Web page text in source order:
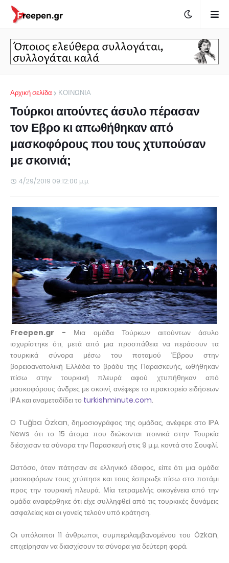
Αρχική σελίδα ΚΟΙΝΩΝΙΑ
Τούρκοι αιτούντες άσυλο πέρασαν
τον Εβρο κι απωθήθηκαν από
μασκοφόρους που τους χτυπούσαν
με σκοινιά;
4/29/2019 09:12:00 μ.μ.
Freepen.gr - Μια ομάδα Τούρκων αιτούντων άσυλο
ισχυρίστηκε ότι, μετά από μια προσπάθεια να περάσουν τα
τουρκικά σύνορα μέσω του ποταμού Έβρου στην
βορειοανατολική Ελλάδα το βράδυ της Παρασκευής, ωθήθηκαν
πίσω στην τουρκική πλευρά αφού χτυπήθηκαν από
μασκοφόρους άνδρες με σκοινί, ανέφερε το πρακτορείο ειδήσεων
IPA και αναμεταδίδει το turkishminute.com.
Ο Tuğba Özkan, δημοσιογράφος της ομάδας, ανέφερε στο IPA
News ότι το 15 άτομα που διώκονται ποινικά στην Τουρκία
διέσχισαν τα σύνορα την Παρασκευή στις 9 μ.μ. κοντά στο Σουφλί.
Ωστόσο, όταν πάτησαν σε ελληνικό έδαφος, είπε ότι μια ομάδα
μασκοφόρων τους χτύπησε και τους έσπρωξε πίσω στο ποτάμι
προς την τουρκική πλευρά. Μία τετραμελής οικογένεια από την
ομάδα αναφέρθηκε ότι είχε συλληφθεί από τις τουρκικές δυνάμεις
ασφαλείας και οι γονείς τελούν υπό κράτηση.
Οι υπόλοιποι 11 άνθρωποι, συμπεριλαμβανομένου του Özkan,
επιχείρησαν να διασχίσουν τα σύνορα για δεύτερη φορά.